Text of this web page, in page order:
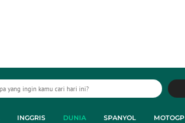
INGGRIS DUNIA SPANYOL MOTOGP